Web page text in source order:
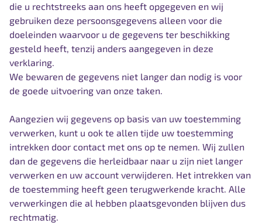
die u rechtstreeks aan ons heeft opgegeven en wij
gebruiken deze persoonsgegevens alleen voor die
doeleinden waarvoor u de gegevens ter beschikking
gesteld heeft, tenzij anders aangegeven in deze
verklaring.
We bewaren de gegevens niet langer dan nodig is voor
de goede uitvoering van onze taken.
Aangezien wij gegevens op basis van uw toestemming
verwerken, kunt u ook te allen tijde uw toestemming
intrekken door contact met ons op te nemen. Wij zullen
dan de gegevens die herleidbaar naar u zijn niet langer
verwerken en uw account verwijderen. Het intrekken van
de toestemming heeft geen terugwerkende kracht. Alle
verwerkingen die al hebben plaatsgevonden blijven dus
rechtmatig.